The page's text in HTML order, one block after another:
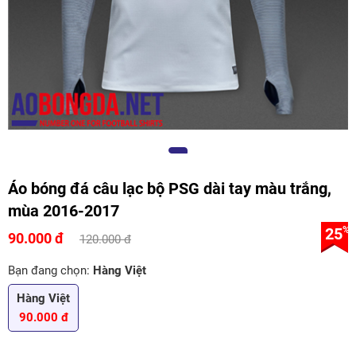
Áo bóng đá câu lạc bộ PSG dài tay màu trắng,
mùa 2016-2017
90.000 đ 120.000 đ 25%
Bạn đang chọn: Hàng Việt
Hàng Việt
90.000 đ